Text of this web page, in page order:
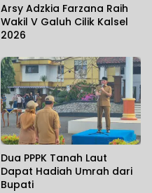
Arsy Adzkia Farzana Raih
Wakil V Galuh Cilik Kalsel
2026
Dua PPPK Tanah Laut
Dapat Hadiah Umrah dari
Bupati